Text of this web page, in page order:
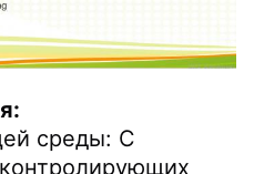
среды: С